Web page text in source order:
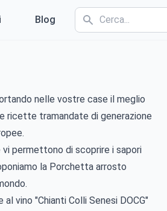
Blog
nelle vostre case il meglio
ricette tramandate di generazione
permettono di scoprire i sapori
la Porchetta arrosto
vino "Chianti Colli Senesi DOCG"